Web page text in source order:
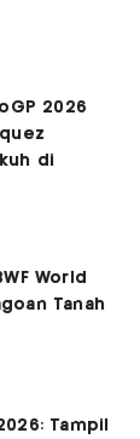
2026
di
World
Tanah
Tampil